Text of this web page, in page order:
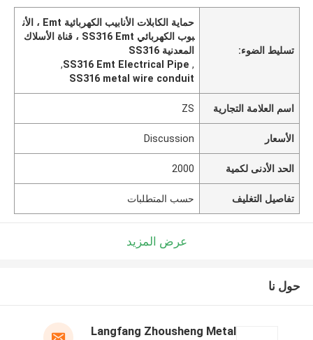
تسليط الضوء:
حماية الكابلات الأنابيب الكهربائية Emt ، الأن
بوب الكهربائي SS316 Emt ، قناة الأسلاك
المعدنية SS316
,
SS316 Emt Electrical Pipe
,
SS316 metal wire conduit
اسم العلامة التجارية ZS
الأسعار Discussion
الحد الأدنى لكمية 2000
تفاصيل التغليف حسب المتطلبات
عرض المزيد
حول نا
Langfang Zhousheng Metal